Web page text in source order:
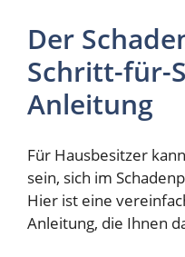
Der
Schritt-für-
Anleitung
Für Hausbesitzer
sein, sich im
Hier ist eine
Anleitung, die Ihnen